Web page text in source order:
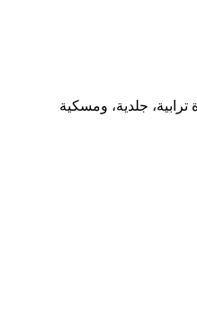
ترابية، جلدية، ومسكية